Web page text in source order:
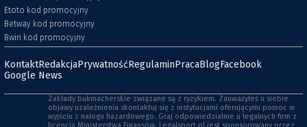
Etoto kod promocyjny
Betway kod promocyjny
Bwin kod promocyjny
KontaktRedakcjaPrywatnośćRegulaminPracaBlogFacebook
Google News
Zakłady bukmacherskie związane są z ryzykiem. Zauważyłeś u siebie
objawy uzależnienia skontaktuj się z instytucjami oferującymi pomoc w
wyjściu z nałogu hazardowego. Graj odpowiedzialnie u legalnych firm z